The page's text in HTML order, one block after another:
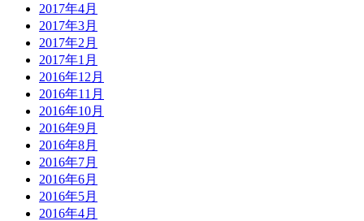
2017年4月
2017年3月
2017年2月
2017年1月
2016年12月
2016年11月
2016年10月
2016年9月
2016年8月
2016年7月
2016年6月
2016年5月
2016年4月